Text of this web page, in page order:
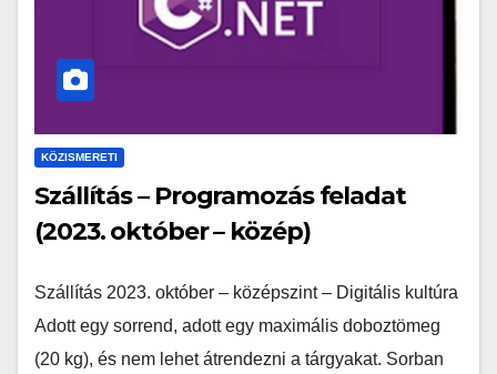
KÖZISMERETI
Szállítás – Programozás feladat
(2023. október – közép)
Szállítás 2023. október – középszint – Digitális kultúra
Adott egy sorrend, adott egy maximális doboztömeg
(20 kg), és nem lehet átrendezni a tárgyakat. Sorban